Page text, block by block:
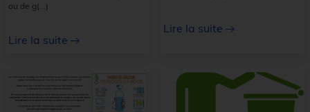
ou de g(...)
Lire la suite
Lire la suite